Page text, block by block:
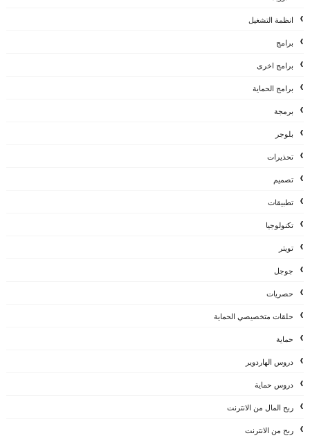
انظمة التشغيل
برامج
برامج اخرى
برامج الحماية
برمجة
بلوجر
تحذيرات
تصميم
تطبيقات
تكنولوجيا
تويتر
جوجل
حصريات
حلقات متخصيصي الحماية
حماية
دروس الهاردوير
دروس حماية
ربح المال من الانترنت
ربح من الانترنت